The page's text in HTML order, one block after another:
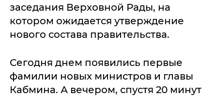
заседания Верховной Рады, на
котором ожидается утверждение
нового состава правительства.
Сегодня днем появились первые
фамилии новых министров и главы
Кабмина. А вечером, спустя 20 минут